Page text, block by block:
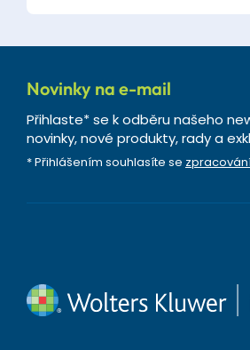
Novinky na e-mail
Přihlaste* se k odběru našeho
novinky, nové produkty, rady a
* Přihlášením souhlasíte se